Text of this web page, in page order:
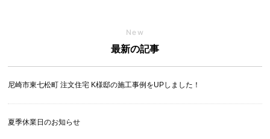
New
最新の記事
尼崎市東七松町 注文住宅 K様邸の施工事例をUPしました！
夏季休業日のお知らせ